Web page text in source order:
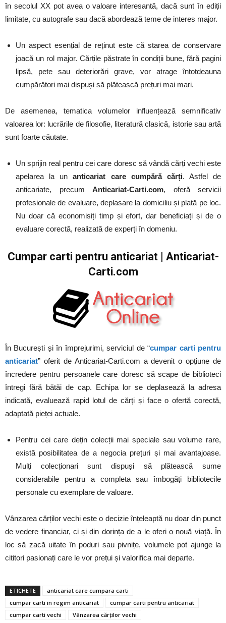
în secolul XX pot avea o valoare interesantă, dacă sunt în ediții
limitate, cu autografe sau dacă abordează teme de interes major.
Un aspect esențial de reținut este că starea de conservare
joacă un rol major. Cărțile păstrate în condiții bune, fără pagini
lipsă, pete sau deteriorări grave, vor atrage întotdeauna
cumpărători mai dispuși să plătească prețuri mai mari.
De asemenea, tematica volumelor influențează semnificativ
valoarea lor: lucrările de filosofie, literatură clasică, istorie sau artă
sunt foarte căutate.
Un sprijin real pentru cei care doresc să vândă cărți vechi este
apelarea la unanticariat care cumpără cărți. Astfel de
anticariate, precum Anticariat-Carti.com, oferă servicii
profesionale de evaluare, deplasare la domiciliu și plată pe loc.
Nu doar că economisiți timp și efort, dar beneficiați și de o
evaluare corectă, realizată de experți în domeniu.
Cumpar carti pentru anticariat | Anticariat-
Carti.com
În București și în împrejurimi, serviciul de “cumpar carti pentru
anticariat” oferit de Anticariat-Carti.com a devenit o opțiune de
încredere pentru persoanele care doresc să scape de biblioteci
întregi fără bătăi de cap. Echipa lor se deplasează la adresa
indicată, evaluează rapid lotul de cărți și face o ofertă corectă,
adaptată pieței actuale.
Pentru cei care dețin colecții mai speciale sau volume rare,
există posibilitatea de a negocia prețuri și mai avantajoase.
Mulți colecționari sunt dispuși să plătească sume
considerabile pentru a completa sau îmbogăți bibliotecile
personale cu exemplare de valoare.
Vânzarea cărților vechi este o decizie înțeleaptă nu doar din punct
de vedere financiar, ci și din dorința de a le oferi o nouă viață. În
loc să zacă uitate în poduri sau pivnițe, volumele pot ajunge la
cititori pasionați care le vor prețui și valorifica mai departe.
ETICHETE
anticariat care cumpara carti
cumpar carti in regim anticariat
cumpar carti pentru anticariat
cumpar carti vechi
Vânzarea cărților vechi